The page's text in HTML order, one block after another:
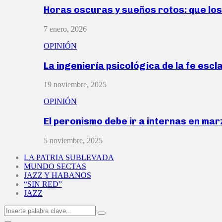
Horas oscuras y sueños rotos: que
7 enero, 2026
OPINIÓN
La ingeniería psicológica de la fe
19 noviembre, 2025
OPINIÓN
El peronismo debe ir a internas en
5 noviembre, 2025
LA PATRIA SUBLEVADA
MUNDO SECTAS
JAZZ Y HABANOS
“SIN RED”
JAZZ
Search
for:
Search